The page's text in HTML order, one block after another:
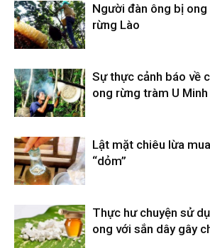
Người đàn ông bị
rừng Lào
Sự thực cảnh báo về
ong rừng tràm U Minh
Lật mặt chiêu lừa
“dỏm”
Thực hư chuyện sử
ong với sắn dây gây